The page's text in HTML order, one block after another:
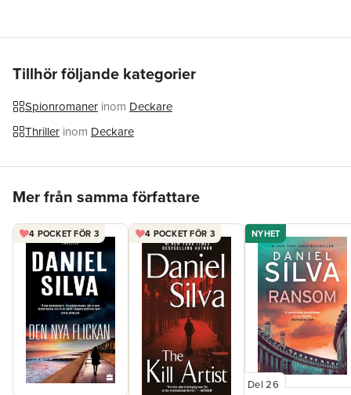
Tillhör följande kategorier
Spionromaner inom Deckare
Thriller inom Deckare
Mer från samma författare
4 POCKET FÖR 3 4 POCKET FÖR 3 NYHET
Del 26